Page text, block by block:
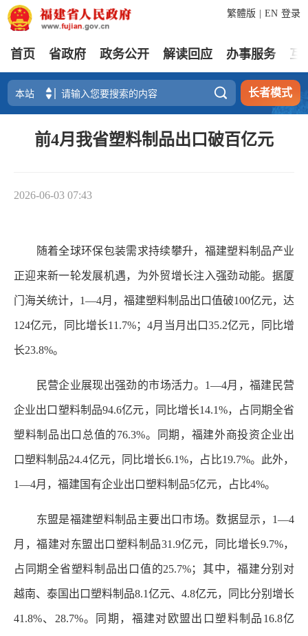
登录
繁體版 EN
首页 省政府 政务公开 解读回应 办事服务 互
 长者模式
前4月我省塑料制品出口破百亿元
2026-06-03 07:43
随着全球环保包装需求持续攀升，福建塑料制品产业
正迎来新一轮发展机遇，为外贸增长注入强劲动能。据厦
门海关统计，1—4月，福建塑料制品出口值破100亿元，达
124亿元，同比增长11.7%；4月当月出口35.2亿元，同比增
长23.8%。
民营企业展现出强劲的市场活力。1—4月，福建民营
企业出口塑料制品94.6亿元，同比增长14.1%，占同期全省
塑料制品出口总值的76.3%。同期，福建外商投资企业出
口塑料制品24.4亿元，同比增长6.1%，占比19.7%。此外，
1—4月，福建国有企业出口塑料制品5亿元，占比4%。
东盟是福建塑料制品主要出口市场。数据显示，1—4
月，福建对东盟出口塑料制品31.9亿元，同比增长9.7%，
占同期全省塑料制品出口值的25.7%；其中，福建分别对
越南、泰国出口塑料制品8.1亿元、4.8亿元，同比分别增长
41.8%、28.7%。同期，福建对欧盟出口塑料制品16.8亿